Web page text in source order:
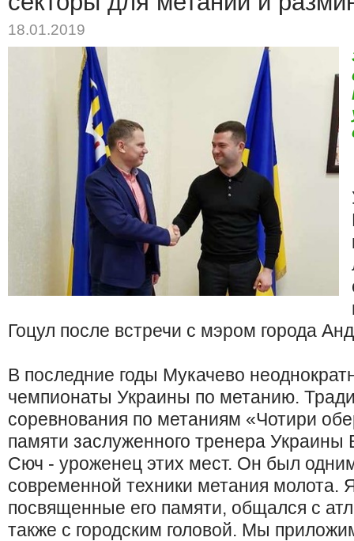
18.01.2019
Гоцул после встречи с мэром города
В последние годы Мукачево
чемпионаты Украины по метанию.
соревнования по метаниям «Чотири
памяти заслуженного тренера Украины
Сюч - уроженец этих мест. Он был
современной техники метания молота.
посвященные его памяти, общался с
также с городским головой. Мы